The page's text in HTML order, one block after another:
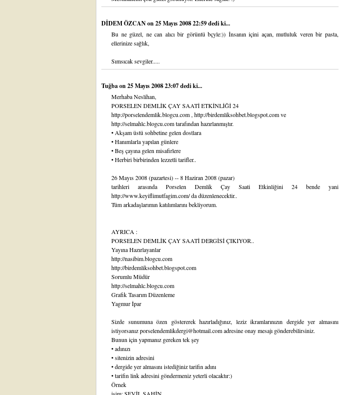
DİDEM ÖZCANon 25 Mayıs 2008 22:59 dedi ki...
Bu ne güzel, ne can alıcı bir görüntü bçyle:)) İnsanın içini açan, mutluluk veren bir pasta,
ellerinize sağlık,
Sımsıcak sevgiler.....
Tuğbaon 25 Mayıs 2008 23:07 dedi ki...
Merhaba Neslihan,
PORSELEN DEMLİK ÇAY SAATİ ETKİNLİĞİ 24
http://porselendemlik.blogcu.com , http://birdemliksohbet.blogspot.com ve
http://selmahlc.blogcu.com tarafından hazırlanmıştır.
• Akşam üstü sohbetine gelen dostlara
• Hanımlarla yapılan günlere
• Beş çayına gelen misafirlere
• Herbiri birbirinden lezzetli tarifler..
26 Mayıs 2008 (pazartesi) -- 8 Haziran 2008 (pazar)
tarihleri arasında Porselen Demlik Çay Saati Etkinliğini 24 bende yani
http://www.keyiflimutfagim.com/ da düzenlenecektir..
Tüm arkadaşlarımın katılımlarını bekliyorum.
AYRICA :
PORSELEN DEMLİK ÇAY SAATİ DERGİSİ ÇIKIYOR..
Yayına Hazırlayanlar
http://nasibim.blogcu.com
http://birdemliksohbet.blogspot.com
Sorumlu Müdür
http://selmahlc.blogcu.com
Grafik Tasarım Düzenleme
Yagmur İpar
Sizde sunumuna özen göstererek hazırladığınız, leziz ikramlarınızın dergide yer almasını
istiyorsanız porselendemlikdergi@hotmail.com adresine onay mesajı gönderebilirsiniz.
Bunun için yapmanız gereken tek şey
• adınızı
• sitenizin adresini
• dergide yer almasını istediğiniz tarifin adını
• tarifin link adresini göndermeniz yeterli olacaktır:)
Örnek